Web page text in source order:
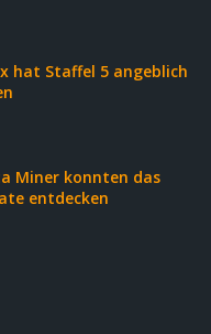
hat Staffel 5 angeblich
Miner konnten das
entdecken